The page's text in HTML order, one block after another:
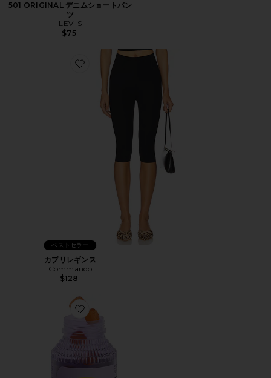
501 ORIGINAL デニムショートパン
ツ
LEVI'S
$75
Favorite カプリレギンス
ベストセラー
カプリレギンス
Commando
$128
Favorite PURR ビタミングミ